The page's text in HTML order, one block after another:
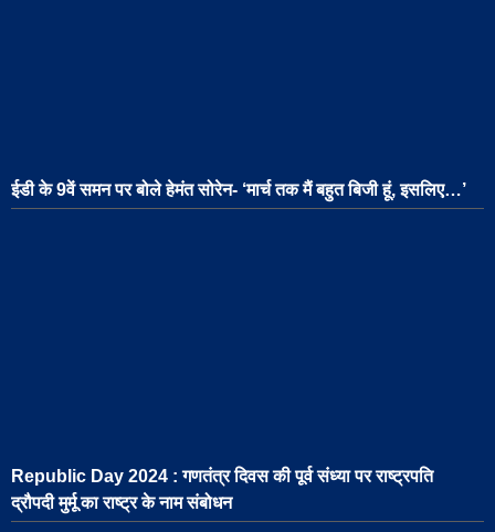
ईडी के 9वें समन पर बोले हेमंत सोरेन- ‘मार्च तक मैं बहुत बिजी हूं, इसलिए…’
Republic Day 2024 : गणतंत्र दिवस की पूर्व संध्या पर राष्ट्रपति
द्रौपदी मुर्मू का राष्ट्र के नाम संबोधन